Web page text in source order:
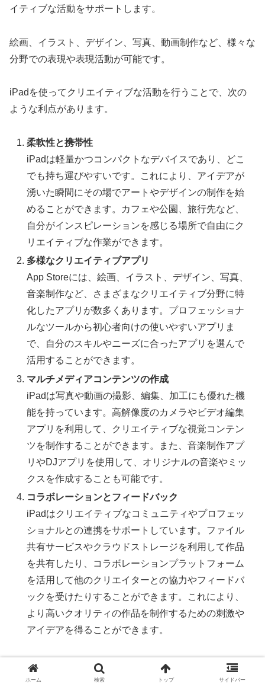
イティブな活動をサポートします。
絵画、イラスト、デザイン、写真、動画制作など、様々な
分野での表現や表現活動が可能です。
iPadを使ってクリエイティブな活動を行うことで、次の
ような利点があります。
柔軟性と携帯性
iPadは軽量かつコンパクトなデバイスであり、どこ
でも持ち運びやすいです。これにより、アイデアが
湧いた瞬間にその場でアートやデザインの制作を始
めることができます。カフェや公園、旅行先など、
自分がインスピレーションを感じる場所で自由にク
リエイティブな作業ができます。
多様なクリエイティブアプリ
App Storeには、絵画、イラスト、デザイン、写真、
音楽制作など、さまざまなクリエイティブ分野に特
化したアプリが数多くあります。プロフェッショナ
ルなツールから初心者向けの使いやすいアプリま
で、自分のスキルやニーズに合ったアプリを選んで
活用することができます。
マルチメディアコンテンツの作成
iPadは写真や動画の撮影、編集、加工にも優れた機
能を持っています。高解像度のカメラやビデオ編集
アプリを利用して、クリエイティブな視覚コンテン
ツを制作することができます。また、音楽制作アプ
リやDJアプリを使用して、オリジナルの音楽やミッ
クスを作成することも可能です。
コラボレーションとフィードバック
iPadはクリエイティブなコミュニティやプロフェッ
ショナルとの連携をサポートしています。ファイル
共有サービスやクラウドストレージを利用して作品
を共有したり、コラボレーションプラットフォーム
を活用して他のクリエイターとの協力やフィードバ
ックを受けたりすることができます。これにより、
より高いクオリティの作品を制作するための刺激や
アイデアを得ることができます。
iPadを活用することで、クリエイティブな表現や制作活
動の幅が広がります。
ホーム 検索 トップ サイドバー